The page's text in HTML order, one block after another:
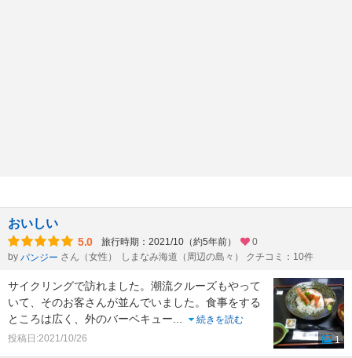
おいしい
5.0 旅行時期：2021/10（約5年前）
0
by パンジー さん（女性） しまなみ海道（周辺の島々） クチコミ：10件
サイクリングで訪れました。潮流クルーズもやって
いて、そのお客さんが並んでいました。食事をする
ところは広く、外のバーベキュー
続きを読む
投稿日:2021/10/26
1